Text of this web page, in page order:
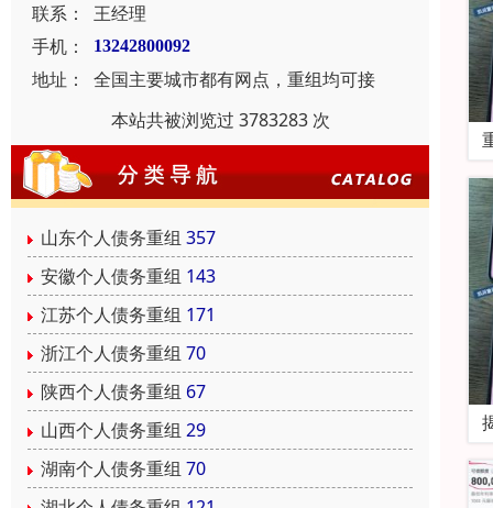
联系：
王经理
手机：
13242800092
地址：
全国主要城市都有网点，重组均可接
本站共被浏览过 3783283 次
山东个人债务重组 357
安徽个人债务重组 143
江苏个人债务重组 171
浙江个人债务重组 70
陕西个人债务重组 67
山西个人债务重组 29
湖南个人债务重组 70